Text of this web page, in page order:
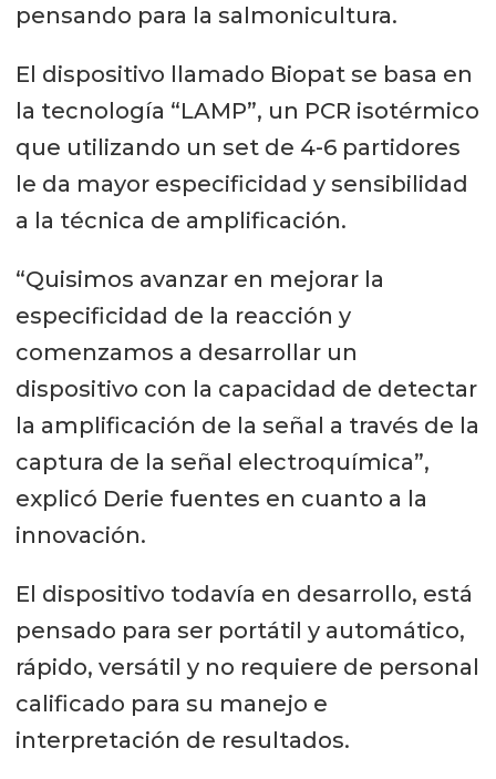
pensando para la salmonicultura.
El dispositivo llamado Biopat se basa en
la tecnología “LAMP”, un PCR isotérmico
que utilizando un set de 4-6 partidores
le da mayor especificidad y sensibilidad
a la técnica de amplificación.
“Quisimos avanzar en mejorar la
especificidad de la reacción y
comenzamos a desarrollar un
dispositivo con la capacidad de detectar
la amplificación de la señal a través de la
captura de la señal electroquímica”,
explicó Derie fuentes en cuanto a la
innovación.
El dispositivo todavía en desarrollo, está
pensado para ser portátil y automático,
rápido, versátil y no requiere de personal
calificado para su manejo e
interpretación de resultados.